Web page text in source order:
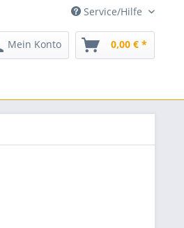
Service/Hilfe
Mein Konto 0,00 € *